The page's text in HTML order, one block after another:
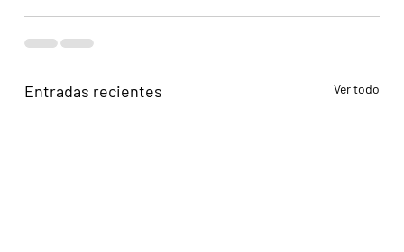
Entradas recientes Ver todo